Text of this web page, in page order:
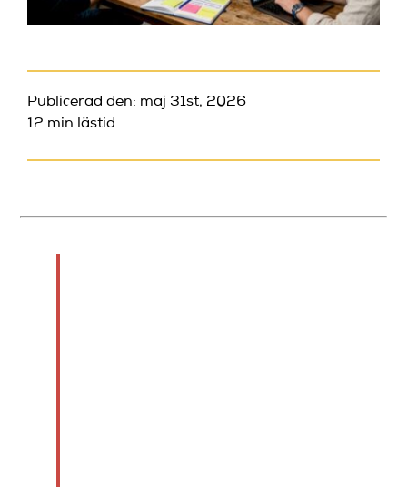
Publicerad den: maj 31st, 2026
12 min lästid